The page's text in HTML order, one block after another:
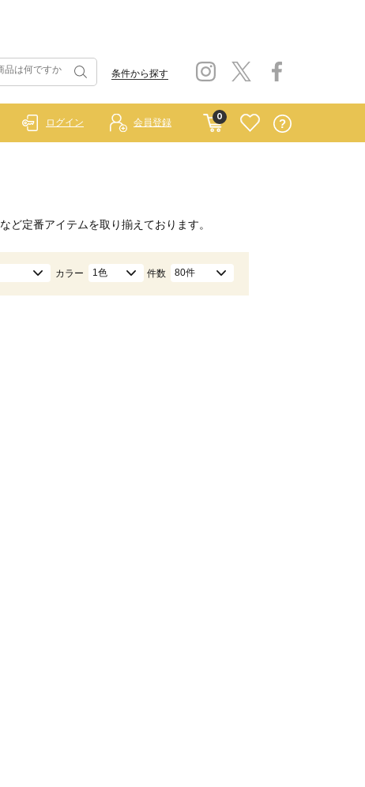
条件から探す
0
ログイン 会員登録
など定番アイテムを取り揃えております。
カラー 1色 件数 80件